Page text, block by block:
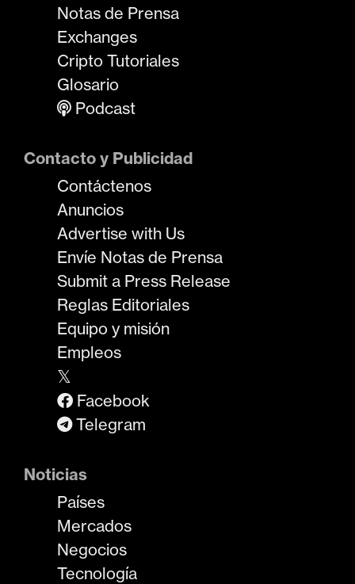
Notas de Prensa
Exchanges
Cripto Tutoriales
Glosario
Podcast
Contacto y Publicidad
Contáctenos
Anuncios
Advertise with Us
Envíe Notas de Prensa
Submit a Press Release
Reglas Editoriales
Equipo y misión
Empleos
𝕏
Facebook
Telegram
Noticias
Países
Mercados
Negocios
Tecnología